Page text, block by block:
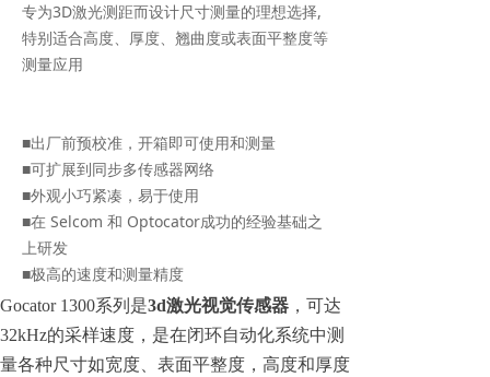
专为3D激光测距而设计尺寸测量的理想选择,
特别适合高度、厚度、翘曲度或表面平整度等
测量应用
■出厂前预校准，开箱即可使用和测量
■可扩展到同步多传感器网络
■外观小巧紧凑，易于使用
■在 Selcom 和 Optocator成功的经验基础之
上研发
■极高的速度和测量精度
Gocator 1300系列是3d激光视觉传感器 ，可达
32kHz的采样速度，是在闭环自动化系统中测
量各种尺寸如宽度、表面平整度，高度和厚度